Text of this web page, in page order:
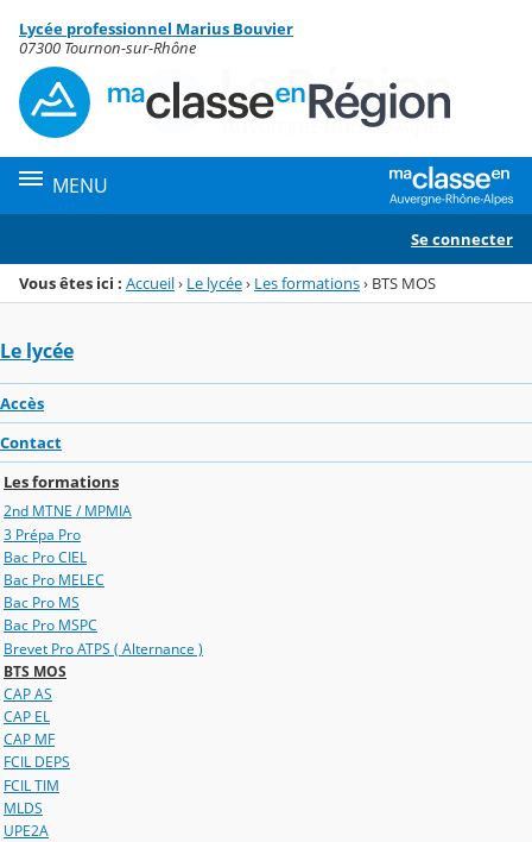
Menu de la rubrique
Contenu
Lycée professionnel Marius Bouvier
07300 Tournon-sur-Rhône
MENU
Se connecter
Vous êtes ici : Accueil› Le lycée› Les formations› BTS MOS
Le lycée
Accès
Contact
Les formations
2nd MTNE / MPMIA
3 Prépa Pro
Bac Pro CIEL
Bac Pro MELEC
Bac Pro MS
Bac Pro MSPC
Brevet Pro ATPS ( Alternance )
BTS MOS
CAP AS
CAP EL
CAP MF
FCIL DEPS
FCIL TIM
MLDS
UPE2A